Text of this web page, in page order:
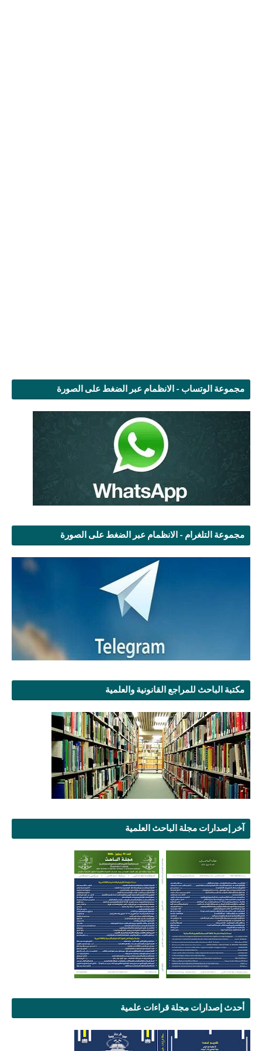
مجموعة الوتساب - الانظمام عبر الضغط على الصورة
مجموعة التلغرام - الانظمام عبر الضغط على الصورة
مكتبة الباحث للمراجع القانونية والعلمية
آخر إصدارات مجلة الباحث العلمية
أحدث إصدارات مجلة قراءات علمية